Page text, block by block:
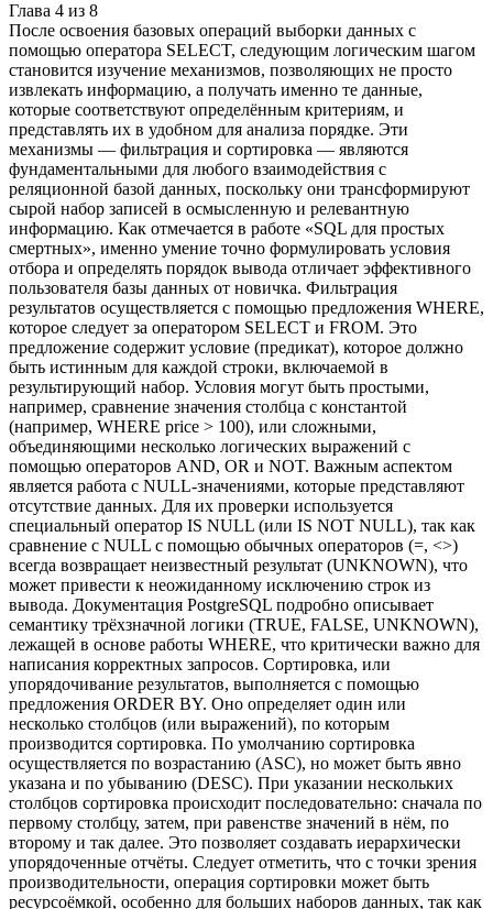
Глава 4 из 8
После освоения базовых операций выборки данных с
помощью оператора SELECT, следующим логическим шагом
становится изучение механизмов, позволяющих не просто
извлекать информацию, а получать именно те данные,
которые соответствуют определённым критериям, и
представлять их в удобном для анализа порядке. Эти
механизмы — фильтрация и сортировка — являются
фундаментальными для любого взаимодействия с
реляционной базой данных, поскольку они трансформируют
сырой набор записей в осмысленную и релевантную
информацию. Как отмечается в работе «SQL для простых
смертных», именно умение точно формулировать условия
отбора и определять порядок вывода отличает эффективного
пользователя базы данных от новичка. Фильтрация
результатов осуществляется с помощью предложения WHERE,
которое следует за оператором SELECT и FROM. Это
предложение содержит условие (предикат), которое должно
быть истинным для каждой строки, включаемой в
результирующий набор. Условия могут быть простыми,
например, сравнение значения столбца с константой
(например, WHERE price > 100), или сложными,
объединяющими несколько логических выражений с
помощью операторов AND, OR и NOT. Важным аспектом
является работа с NULL-значениями, которые представляют
отсутствие данных. Для их проверки используется
специальный оператор IS NULL (или IS NOT NULL), так как
сравнение с NULL с помощью обычных операторов (=, <>)
всегда возвращает неизвестный результат (UNKNOWN), что
может привести к неожиданному исключению строк из
вывода. Документация PostgreSQL подробно описывает
семантику трёхзначной логики (TRUE, FALSE, UNKNOWN),
лежащей в основе работы WHERE, что критически важно для
написания корректных запросов. Сортировка, или
упорядочивание результатов, выполняется с помощью
предложения ORDER BY. Оно определяет один или
несколько столбцов (или выражений), по которым
производится сортировка. По умолчанию сортировка
осуществляется по возрастанию (ASC), но может быть явно
указана и по убыванию (DESC). При указании нескольких
столбцов сортировка происходит последовательно: сначала по
первому столбцу, затем, при равенстве значений в нём, по
второму и так далее. Это позволяет создавать иерархически
упорядоченные отчёты. Следует отметить, что с точки зрения
производительности, операция сортировки может быть
ресурсоёмкой, особенно для больших наборов данных, так как